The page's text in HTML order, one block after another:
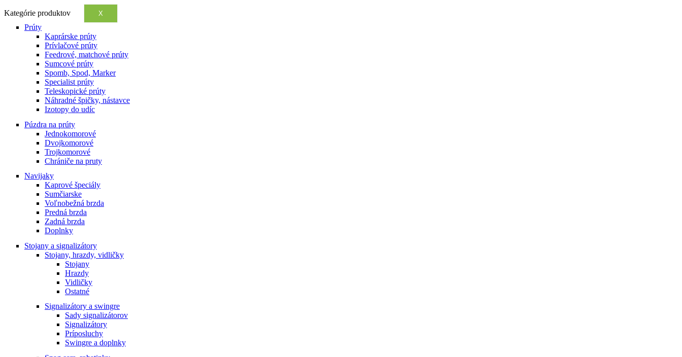
Kategórie produktov X
Prúty
Kaprárske prúty
Prívlačové prúty
Feedrové, matchové prúty
Sumcové prúty
Spomb, Spod, Marker
Specialist prúty
Teleskopické prúty
Náhradné špičky, nástavce
Izotopy do udíc
Púzdra na prúty
Jednokomorové
Dvojkomorové
Trojkomorové
Chrániče na pruty
Navijaky
Kaprové špeciály
Sumčiarske
Voľnobežná brzda
Predná brzda
Zadná brzda
Doplnky
Stojany a signalizátory
Stojany, hrazdy, vidličky
Stojany
Hrazdy
Vidličky
Ostatné
Signalizátory a swingre
Sady signalizátorov
Signalizátory
Príposluchy
Swingre a doplnky